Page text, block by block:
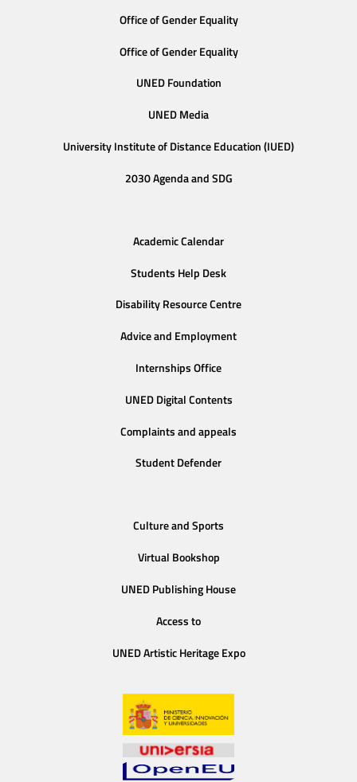
Office of Gender Equality
Office of Gender Equality
UNED Foundation
UNED Media
University Institute of Distance Education (IUED)
2030 Agenda and SDG
Academic Calendar
Students Help Desk
Disability Resource Centre
Advice and Employment
Internships Office
UNED Digital Contents
Complaints and appeals
Student Defender
Culture and Sports
Virtual Bookshop
UNED Publishing House
Access to
UNED Artistic Heritage Expo